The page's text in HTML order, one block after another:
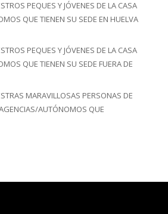
PEQUES Y JÓVENES DE LA CASA
QUE TIENEN SU SEDE EN HUELVA
PEQUES Y JÓVENES DE LA CASA
QUE TIENEN SU SEDE FUERA DE
MARAVILLOSAS PERSONAS DE
AUTÓNOMOS QUE